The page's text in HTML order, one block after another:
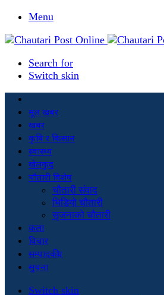
Menu
Search for
Switch skin
मूल खबर
खबर
कृषि र किसान
स्वास्थ्य
खेलकुद
चौतारी विशेष
चौतारी संवाद
भिडियो चौतारी
सृजनाको चौतारी
कला
विचार
सम्पादकीय
सुचना
Switch skin